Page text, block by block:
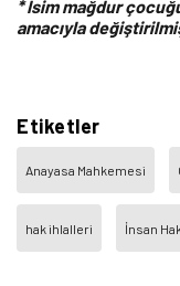
* İsim mağdur
amacıyla
Etiketler
Anayasa Mahkemesi
hak ihlalleri İnsan